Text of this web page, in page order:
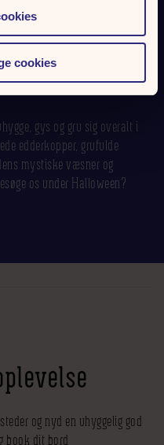
cookies
gys og gru sig overalt i
edderkopper, grufulde
mystiske væsner og
os under Halloween?
og nyd en uhyggelig god
book dit bord